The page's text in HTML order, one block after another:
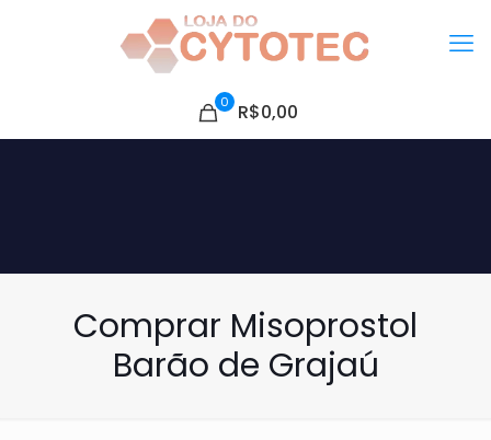
0 R$0,00
Comprar Misoprostol
Barão de Grajaú